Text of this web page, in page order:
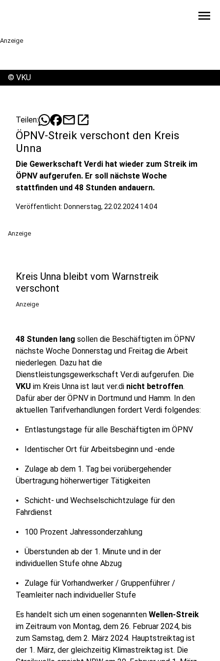
menu
Anzeige
© VKU
Teilen: mailopen_in_new
ÖPNV-Streik verschont den Kreis
Unna
Die Gewerkschaft Verdi hat wieder zum Streik im
ÖPNV aufgerufen. Er soll nächste Woche
stattfinden und 48 Stunden andauern.
Veröffentlicht: Donnerstag, 22.02.2024 14:04
Anzeige
Kreis Unna bleibt vom Warnstreik
verschont
Anzeige
48 Stunden lang sollen die Beschäftigten im ÖPNV
nächste Woche Donnerstag und Freitag die Arbeit
niederlegen. Dazu hat die
Dienstleistungsgewerkschaft Ver.di aufgerufen. Die
VKU im Kreis Unna ist laut ver.di nicht betroffen.
Dafür aber der ÖPNV in Dortmund und Hamm. In den
aktuellen Tarifverhandlungen fordert Verdi folgendes:
⦁ Entlastungstage für alle Beschäftigten im ÖPNV
⦁ Identischer Ort für Arbeitsbeginn und -ende
⦁ Zulage ab dem 1. Tag bei vorübergehender
Übertragung höherwertiger Tätigkeiten
⦁ Schicht- und Wechselschichtzulage für den
Fahrdienst
⦁ 100 Prozent Jahressonderzahlung
⦁ Überstunden ab der 1. Minute und in der
individuellen Stufe ohne Abzug
⦁ Zulage für Vorhandwerker / Gruppenführer /
Teamleiter nach individueller Stufe
Es handelt sich um einen sogenannten Wellen-Streik
im Zeitraum von Montag, dem 26. Februar 2024, bis
zum Samstag, dem 2. März 2024. Hauptstreiktag ist
der 1. März, der gleichzeitig Klimastreiktag ist. Die